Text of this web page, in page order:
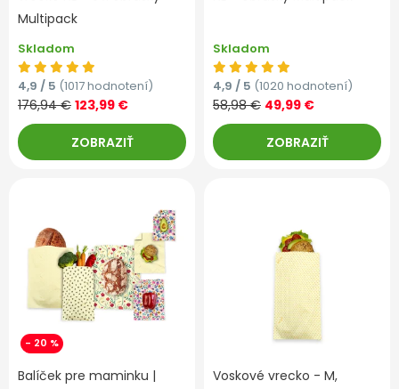
Multipack
Skladom
4,9 / 5 (1017 hodnotení)
176,94 € 123,99 €
ZOBRAZIŤ
Skladom
4,9 / 5 (1020 hodnotení)
58,98 € 49,99 €
ZOBRAZIŤ
- 20 %
Balíček pre maminku |
Voskové vrecko - M,